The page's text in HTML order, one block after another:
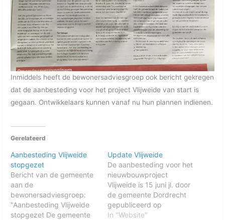
Inmiddels heeft de bewonersadviesgroep ook bericht gekregen
dat de aanbesteding voor het project Vlijweide van start is
gegaan. Ontwikkelaars kunnen vanaf nu hun plannen indienen.
Gerelateerd
Aanbesteding Vlijweide
stopgezet
Bericht van de gemeente
aan de
bewonersadviesgroep:
"Aanbesteding Vlijweide
stopgezet De gemeente
Update Vlijweide
De aanbesteding voor het
nieuwbouwproject
Vlijweide is 15 juni jl. door
de gemeente Dordrecht
gepubliceerd op
Tenderned. Op 25 juni is
In "Website"